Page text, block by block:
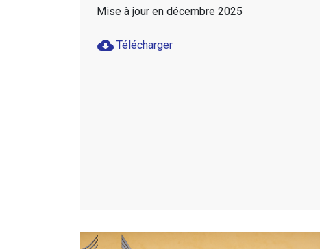
Mise à jour en décembre 2025
cloud_download Télécharger